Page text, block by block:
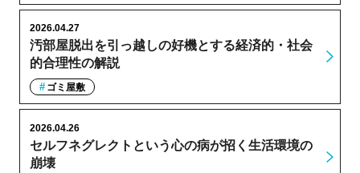
汚部屋脱出を引っ越しの好機とする経済的・社会
的合理性の解説
2026.04.27
ゴミ屋敷
セルフネグレクトという心の病が招く生活環境の
崩壊
2026.04.26